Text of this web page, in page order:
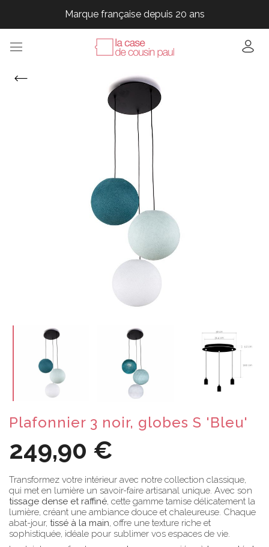
Marque française depuis 20 ans
Marque française depuis 20 ans
Marque française depuis 20 ans
Plafonnier 3 noir, globes S 'Bleu'
249,90 €
Transformez votre intérieur avec notre collection classique,
qui met en lumière un savoir-faire artisanal unique. Avec son
tissage dense et raffiné, cette gamme tamise délicatement la
lumière, créant une ambiance douce et chaleureuse. Chaque
abat-jour, tissé à la main, offre une texture riche et
sophistiquée, idéale pour sublimer vos espaces de vie.